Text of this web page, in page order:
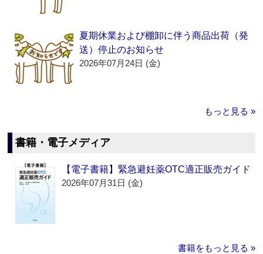
夏期休業および棚卸に伴う商品出荷（発
送）停止のお知らせ
2026年07月24日 (金)
もっと見る »
書籍・電子メディア
【電子書籍】緊急避妊薬OTC適正販売ガイド
2026年07月31日 (金)
書籍をもっと見る »